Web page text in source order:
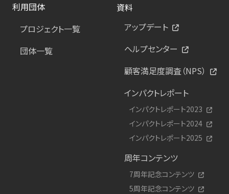
利用団体
プロジェクト一覧
団体一覧
資料
アップデート
ヘルプセンター
顧客満足度調査（NPS）
インパクトレポート
インパクトレポート2023
インパクトレポート2024
インパクトレポート2025
周年コンテンツ
7周年記念コンテンツ
5周年記念コンテンツ